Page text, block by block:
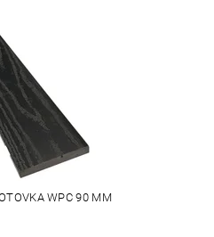
WPC 90 MM